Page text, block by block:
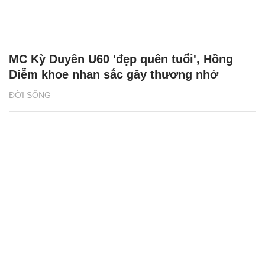
ĐỜI SỐNG
MC Kỳ Duyên U60 'đẹp quên tuổi', Hồng
Diễm khoe nhan sắc gây thương nhớ